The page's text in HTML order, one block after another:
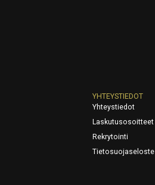
YHTEYSTIEDOT
Yhteystiedot
Laskutusosoitteet
Rekrytointi
Tietosuojaseloste